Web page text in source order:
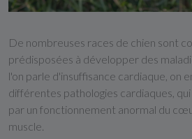
De nombreuses races de chien sont
prédisposées à développer des
l'on parle d'insuffisance cardiaque, on
différentes pathologies cardiaques,
par un fonctionnement anormal du
muscle.